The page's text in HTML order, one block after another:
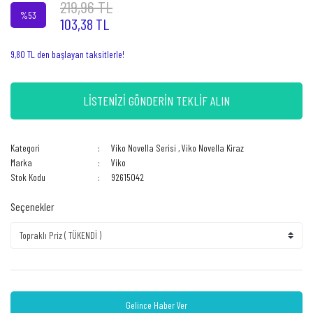
%53 219,96 TL
103,38 TL
9,80 TL den başlayan taksitlerle!
LİSTENİZİ GÖNDERİN TEKLİF ALIN
Kategori Viko Novella Serisi ,Viko Novella Kiraz
Marka
Viko
Stok Kodu
92615042
Seçenekler
Gelince Haber Ver